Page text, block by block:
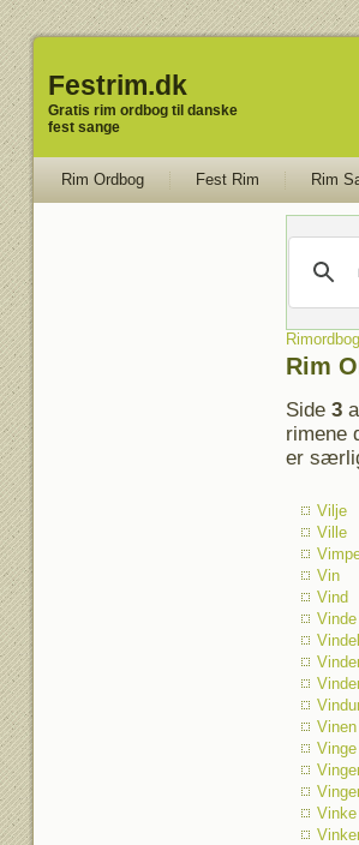
Festrim.dk
Gratis rim ordbog til danske
fest sange
Rim Ordbog Fest Rim Rim
Rimordbog
Rim
Side 3
rimene
er
Vilje
Ville
Vin
Vind
Vinde
Vinen
Vinge
Vinke